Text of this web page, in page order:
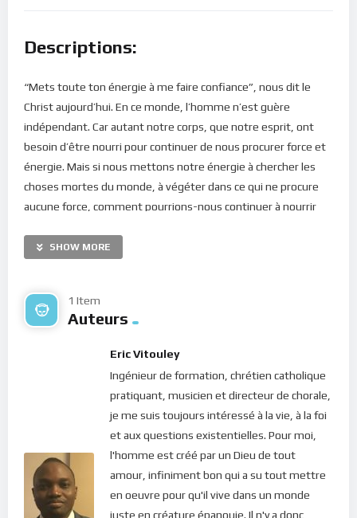
Descriptions:
“Mets toute ton énergie à me faire confiance”, nous dit le
Christ aujourd’hui. En ce monde, l’homme n’est guère
indépendant. Car autant notre corps, que notre esprit, ont
besoin d’être nourri pour continuer de nous procurer force et
énergie. Mais si nous mettons notre énergie à chercher les
choses mortes du monde, à végéter dans ce qui ne procure
aucune force, comment pourrions-nous continuer à nourrir
L’apôtre Jean déclare : “
du Père n’est point en lui;
impressionner les autres, c’est s’élever pour exhiber
orgueil en jugeant les autres et c’est quelque chose qui
déplait foncièrement au Seigneur. Car cet amour propre est
l’opposé même de l’amour de Dieu. Mais si nous cherchons un
bien-être en ce monde, n’est-ce pas dans l’amour de Dieu
qu’il se trouve ? Y-a-t-il quelque bien dans les choses du
monde ? Tout Bien vient de Dieu par son Amour !
Mais lorsque notre attention n’est portée que sur notre
apparence, nous marchons dans les ténèbres de ce monde car
SHOW MORE
1 Item
Auteurs
Eric Vitouley
Ingénieur de formation, chrétien catholique
pratiquant, musicien et directeur de chorale,
je me suis toujours intéressé à la vie, à la foi
et aux questions existentielles. Pour moi,
l'homme est créé par un Dieu de tout
amour, infiniment bon qui a su tout mettre
en oeuvre pour qu'il vive dans un monde
juste en créature épanouie. Il n'y a donc